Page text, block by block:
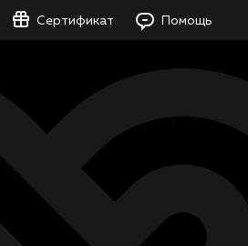
Сертификат Помощь